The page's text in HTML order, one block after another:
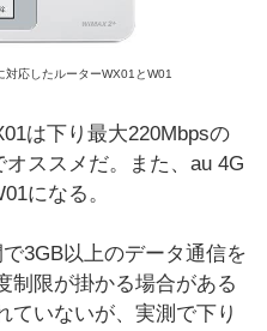
応したルーターWX01とW01
は下り最大220Mbpsの
ススメだ。また、au 4G
になる。
3GB以上のデータ通信を
制限が掛かる場合がある
ていないが、実測で下り